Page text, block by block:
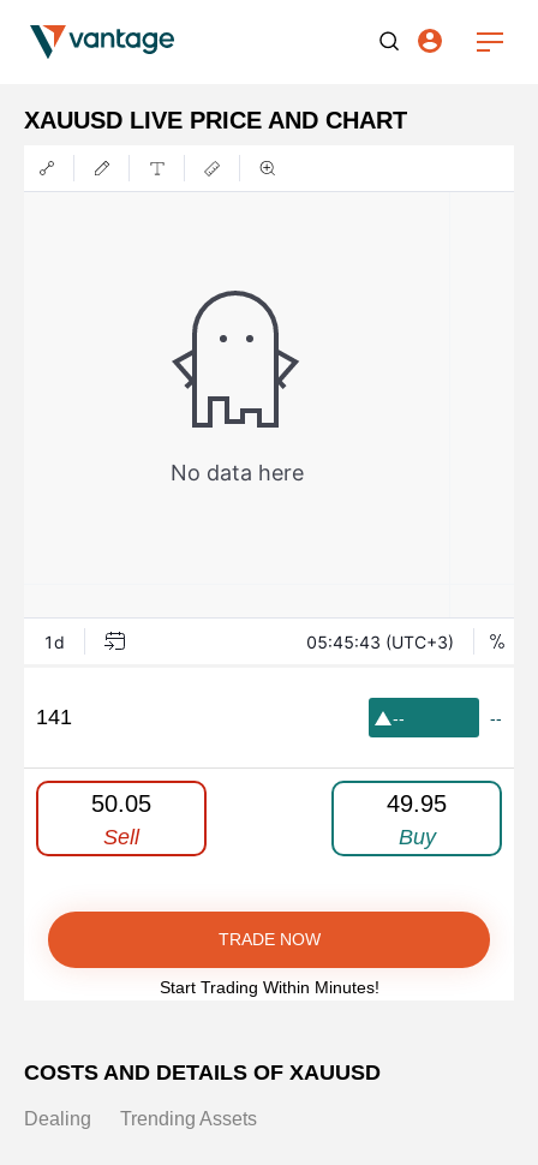
XAUUSD LIVE PRICE AND CHART
141 -- --
50.05
Sell
49.95
Buy
TRADE NOW
Start Trading Within Minutes!
COSTS AND DETAILS OF XAUUSD
Dealing Trending Assets